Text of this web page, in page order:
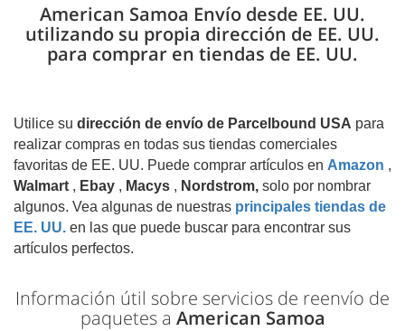
American Samoa Envío desde EE. UU.
utilizando su propia dirección de EE. UU.
para comprar en tiendas de EE. UU.
Utilice su dirección de envío de Parcelbound USA para
realizar compras en todas sus tiendas comerciales
favoritas de EE. UU. Puede comprar artículos en Amazon ,
Walmart , Ebay , Macys , Nordstrom, solo por nombrar
algunos. Vea algunas de nuestras principales tiendas de
EE. UU. en las que puede buscar para encontrar sus
artículos perfectos.
Información útil sobre servicios de reenvío de
paquetes a American Samoa